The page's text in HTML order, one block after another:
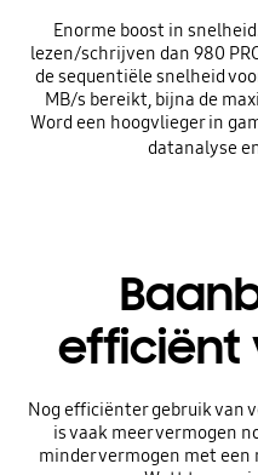
Enorme boost in
lezen/schrijven dan 980
de sequentiële snelheid
MB/s bereikt, bijna de
Word een hoogvlieger in
datanalyse
efficiënt
Nog efficiënter gebruik van
is vaak meer vermogen
minder vermogen met